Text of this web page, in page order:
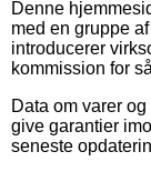
Denne
med en gruppe
introducerer
kommission for
Data om varer
give garantier
seneste